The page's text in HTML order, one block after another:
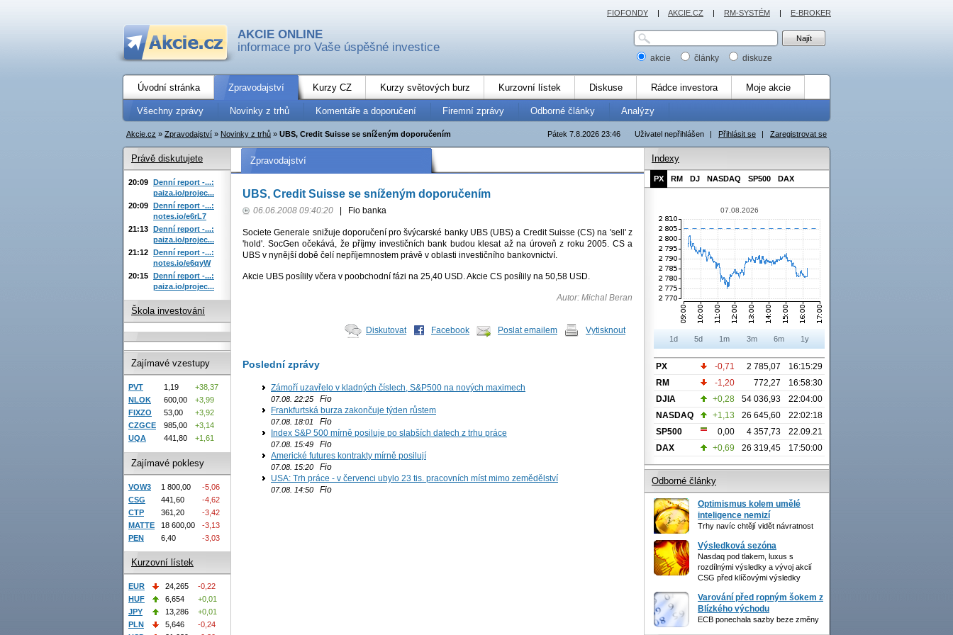
AKCIE ONLINE
informace pro Vaše úspěšné investice
akcie články diskuze
Úvodní stránka Zpravodajství Kurzy CZ Kurzy světových burz Kurzovní lístek Diskuse Rádce investora Moje akcie
Všechny zprávy Novinky z trhů Komentáře a doporučení Firemní zprávy Odborné články Analýzy
Uživatel nepřihlášen | Přihlásit se | Zaregistrovat se
Pátek 7.8.2026 23:46
Akcie.cz » Zpravodajství » Novinky z trhů » UBS, Credit Suisse se sníženým doporučením
Zpravodajství
UBS, Credit Suisse se sníženým doporučením
06.06.2008 09:40:20 Fio banka
Societe Generale snižuje doporučení pro švýcarské banky UBS (UBS) a Credit Suisse (CS) na 'sell' z
'hold'. SocGen očekává, že příjmy investičních bank budou klesat až na úroveň z roku 2005. CS a
UBS v nynější době čelí nepříjemnostem právě v oblasti investičního bankovnictví.
Akcie UBS posílily včera v poobchodní fázi na 25,40 USD. Akcie CS posílily na 50,58 USD.
Autor: Michal Beran
Diskutovat Facebook Poslat emailem Vytisknout
Poslední zprávy
Zámoří uzavřelo v kladných číslech, S&P500 na nových maximech
07.08. 22:25 Fio
Frankfurtská burza zakončuje týden růstem
07.08. 18:01
Fio
Index S&P 500 mírně posiluje po slabších datech z trhu práce
07.08. 15:49 Fio
Americké futures kontrakty mírně posilují
07.08. 15:20 Fio
USA: Trh práce - v červenci ubylo 23 tis. pracovních míst mimo zemědělství
07.08. 14:50 Fio
Právě diskutujete
20:09 Denní report -...:
paiza.io/projec...
20:09 Denní report -...:
notes.io/e6rL7
21:13 Denní report -...:
paiza.io/projec...
21:12 Denní report -...:
notes.io/e6qyW
20:15 Denní report -...:
paiza.io/projec...
Škola investování
Zajímavé vzestupy
PVT 1,19
+38,37
NLOK
600,00
+3,99
FIXZO
53,00
+3,92
CZGCE
985,00
+3,14
UQA
441,80 +1,61
Zajímavé poklesy
VOW3 1 800,00
-5,06
CSG
441,60
-4,62
CTP
361,20
-3,42
MATTE
18 600,00
-3,13
PEN
6,40 -3,03
Kurzovní lístek
EUR 24,265
-0,22
HUF
6,654
+0,01
JPY
13,286
+0,01
PLN
5,646
-0,24
Indexy
PX RM DJ NASDAQ SP500 DAX
07.08.2026
1d 5d 1m 3m 6m 1y
PX -0,71 2 785,07
16:15:29
RM
-1,20 772,27
16:58:30
DJIA
+0,28 54 036,93
22:04:00
NASDAQ
+1,13 26 645,60
22:02:18
SP500
0,00 4 357,73
22.09.21
DAX
+0,69 26 319,45 17:50:00
Odborné články
Optimismus kolem umělé
inteligence nemizí
Trhy navíc chtějí vidět návratnost
Výsledková sezóna
Nasdaq pod tlakem, luxus s
rozdílnými výsledky a vývoj akcií
CSG před klíčovými výsledky
Varování před ropným šokem z
Blízkého východu
ECB ponechala sazby beze změny
FIOFONDY | AKCIE.CZ | RM-SYSTÉM | E-BROKER